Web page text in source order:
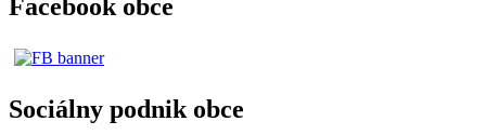
Facebook obce
Sociálny podnik obce